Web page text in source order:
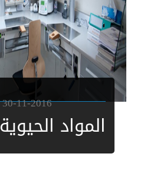
30-11-2016
المواد الحيوية